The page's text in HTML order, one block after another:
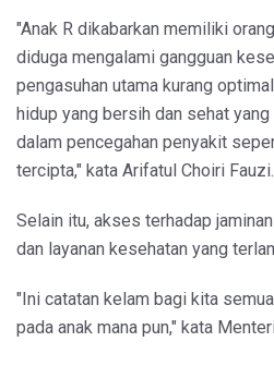
"Anak R dikabarkan memiliki
diduga mengalami gangguan
pengasuhan utama kurang
hidup yang bersih dan sehat
dalam pencegahan penyakit
tercipta," kata Arifatul Choiri Fauzi.
Selain itu, akses terhadap
dan layanan kesehatan yang
"Ini catatan kelam bagi kita
pada anak mana pun," kata